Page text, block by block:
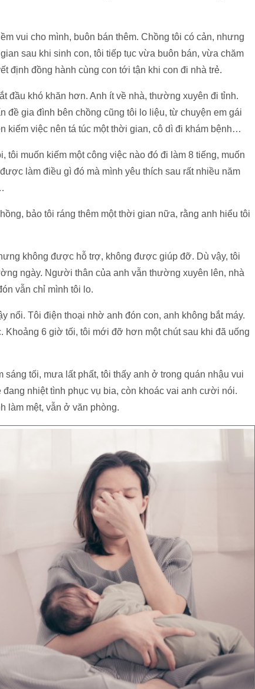
vui cho mình, buôn bán thêm. Chồng tôi có cản, nhưng
sau khi sinh con, tôi tiếp tục vừa buôn bán, vừa chăm
định đồng hành cùng con tới tận khi con đi nhà trẻ.
đầu khó khăn hơn. Anh ít về nhà, thường xuyên đi tỉnh.
đề gia đình bên chồng cũng tôi lo liệu, từ chuyện em gái
kiếm việc nên tá túc một thời gian, cô dì đi khám bệnh…
tôi muốn kiếm một công việc nào đó đi làm 8 tiếng, muốn
làm điều gì đó mà mình yêu thích sau rất nhiều năm
bảo tôi ráng thêm một thời gian nữa, rằng anh hiểu tôi
không được hỗ trợ, không được giúp đỡ. Dù vậy, tôi
ngày. Người thân của anh vẫn thường xuyên lên, nhà
vẫn chỉ mình tôi lo.
nổi. Tôi điện thoại nhờ anh đón con, anh không bắt máy.
6 giờ tối, tôi mới đỡ hơn một chút sau khi đã uống
tối, mưa lất phất, tôi thấy anh ở trong quán nhậu vui
nhiệt tình phục vụ bia, còn khoác vai anh cười nói.
làm mệt, vẫn ở văn phòng.